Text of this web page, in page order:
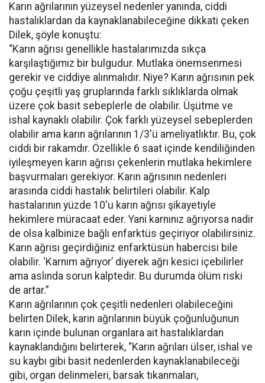
Karın ağrılarının yüzeysel nedenler yanında, ciddi
hastalıklardan da kaynaklanabileceğine dikkati çeken
Dilek, şöyle konuştu:
“Karın ağrısı genellikle hastalarımızda sıkça
karşılaştığımız bir bulgudur. Mutlaka önemsenmesi
gerekir ve ciddiye alınmalıdır. Niye? Karın ağrısının pek
çoğu çeşitli yaş gruplarında farklı sıklıklarda olmak
üzere çok basit sebeplerle de olabilir. Üşütme ve
ishal kaynaklı olabilir. Çok farklı yüzeysel sebeplerden
olabilir ama karın ağrılarının 1/3′ü ameliyatlıktır. Bu, çok
ciddi bir rakamdır. Özellikle 6 saat içinde kendiliğinden
iyileşmeyen karın ağrısı çekenlerin mutlaka hekimlere
başvurmaları gerekiyor. Karın ağrısının nedenleri
arasında ciddi hastalık belirtileri olabilir. Kalp
hastalarının yüzde 10′u karın ağrısı şikayetiyle
hekimlere müracaat eder. Yani karnınız ağrıyorsa nadir
de olsa kalbinize bağlı enfarktüs geçiriyor olabilirsiniz.
Karın ağrısı geçirdiğiniz enfarktüsün habercisi bile
olabilir. ‘Karnım ağrıyor’ diyerek ağrı kesici içebilirler
ama aslında sorun kalptedir. Bu durumda ölüm riski
de artar.”
Karın ağrılarının çok çeşitli nedenleri olabileceğini
belirten Dilek, karın ağrılarının büyük çoğunluğunun
karın içinde bulunan organlara ait hastalıklardan
kaynaklandığını belirterek, “Karın ağrıları ülser, ishal ve
su kaybı gibi basit nedenlerden kaynaklanabileceği
gibi, organ delinmeleri, barsak tıkanmaları,